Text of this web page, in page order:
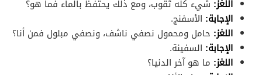
اللغز: شيء كله ثقوب، ومع ذلك يحتفظ بالماء فما هو؟
الإجابة: الأسفنج.
اللغز: حامل ومحمول نصفي ناشف، ونصفي مبلول فمن أنا؟
الإجابة: السفينة.
اللغز: ما هو آخر الدنيا؟